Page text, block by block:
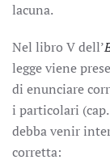
lacuna.
Nel libro V dell’
legge viene
di enunciare
i particolari (cap.
debba venir
corretta: